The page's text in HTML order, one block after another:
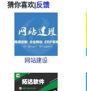
猜你喜欢|反馈
网站建设